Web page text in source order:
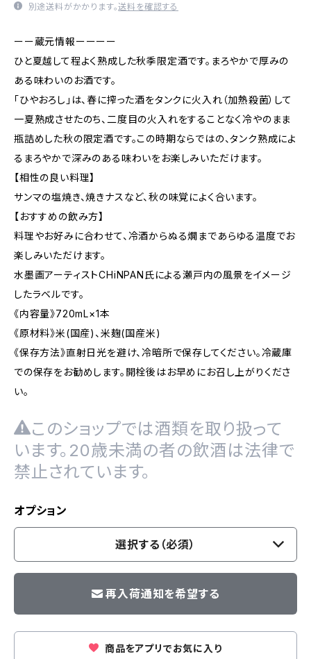
別途送料がかかります。送料を確認する
ーー蔵元情報ーーーー
ひと夏越して程よく熟成した秋季限定酒です。まろやかで厚みの
ある味わいのお酒です。
「ひやおろし」は、春に搾った酒をタンクに火入れ（加熱殺菌）して
一夏熟成させたのち、二度目の火入れをすることなく冷やのまま
瓶詰めした秋の限定酒です。この時期ならではの、タンク熟成によ
るまろやかで深みのある味わいをお楽しみいただけます。
【相性の良い料理】
サンマの塩焼き、焼きナスなど、秋の味覚によく合います。
【おすすめの飲み方】
料理やお好みに合わせて、冷酒からぬる燗まであらゆる温度でお
楽しみいただけます。
水墨画アーティストCHiNPAN氏による瀬戸内の風景をイメージ
したラベルです。
《内容量》720mL×1本
《原材料》米(国産)、米麹(国産米)
《保存方法》直射日光を避け、冷暗所で保存してください。冷蔵庫
での保存をお勧めします。開栓後はお早めにお召し上がりくださ
い。
このショップでは酒類を取り扱って
います。20歳未満の者の飲酒は法律で
禁止されています。
オプション
選択する（必須）
再入荷通知を希望する
商品をアプリでお気に入り